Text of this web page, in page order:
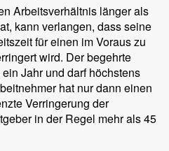
Arbeitsverhältnis länger als
kann verlangen, dass seine
für einen im Voraus zu
wird. Der begehrte
Jahr und darf höchstens
hat nur dann einen
Verringerung der
in der Regel mehr als 45